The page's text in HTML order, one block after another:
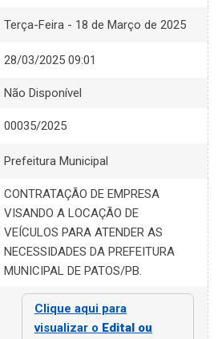
Terça-Feira - 18 de Março de 2025
28/03/2025 09:01
Não Disponível
00035/2025
Prefeitura Municipal
CONTRATAÇÃO DE EMPRESA
VISANDO A LOCAÇÃO DE
VEÍCULOS PARA ATENDER AS
NECESSIDADES DA PREFEITURA
MUNICIPAL DE PATOS/PB.
Clique aqui para
visualizar o Edital ou